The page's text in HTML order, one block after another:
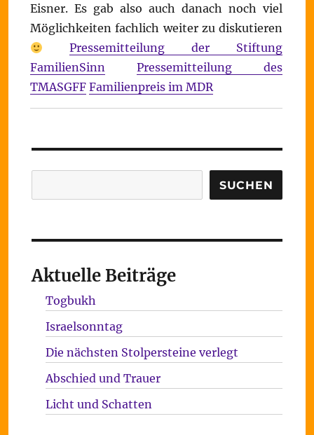
Eisner. Es gab also auch danach noch viel
Möglichkeiten fachlich weiter zu diskutieren
Pressemitteilung der Stiftung
FamilienSinn
Pressemitteilung des
TMASGFF Familienpreis im MDR
SUCHEN
Aktuelle Beiträge
Togbukh
Israelsonntag
Die nächsten Stolpersteine verlegt
Abschied und Trauer
Licht und Schatten